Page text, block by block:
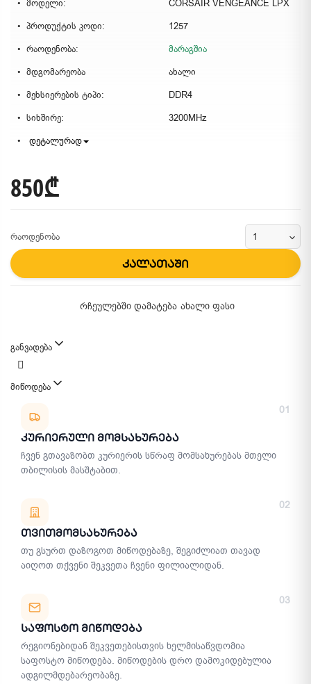
მოდელი:
CORSAIR VENGEANCE LPX
პროდუქტის კოდი:
1257
რაოდენობა:
მარაგშია
მდგომარეობა
ახალი
მეხსიერების ტიპი:
DDR4
სიხშირე:
3200MHz
დეტალურად
850₾
რაოდენობა
კალათაში
რჩეულებში დამატება ახალი ფასი
განვადება
მიწოდება
01
Კურიერული Მომსახურება
ჩვენ გთავაზობთ კურიერის სწრაფ მომსახურებას მთელი
თბილისის მასშტაბით.
02
Თვითმომსახურება
თუ გსურთ დაზოგოთ მიწოდებაზე, შეგიძლიათ თავად
აიღოთ თქვენი შეკვეთა ჩვენი ფილიალიდან.
03
Საფოსტო Მიწოდება
რეგიონებიდან შეკვეთებისთვის ხელმისაწვდომია
საფოსტო მიწოდება. მიწოდების დრო დამოკიდებულია
ადგილმდებარეობაზე.